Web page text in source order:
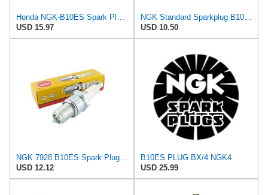
Honda NGK-B10ES Spark Plug (B10Es)
USD 15.97
NGK Standard Sparkplug B10ES for ATK 125 LQ 2000
USD 10.50
NGK 7928 B10ES Spark Plug (Pack of 1)
USD 12.12
B10ES PLUG BX/4 NGK4
USD 25.99